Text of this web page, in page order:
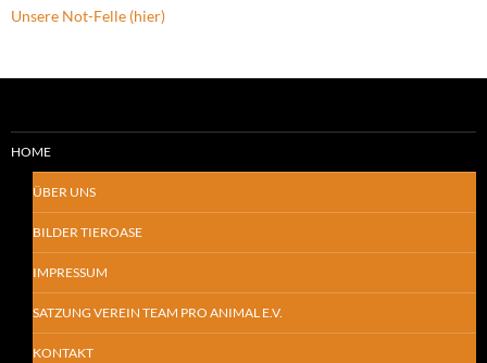
Unsere Not-Felle (hier)
HOME
ÜBER UNS
BILDER TIEROASE
IMPRESSUM
SATZUNG VEREIN TEAM PRO ANIMAL E.V.
KONTAKT